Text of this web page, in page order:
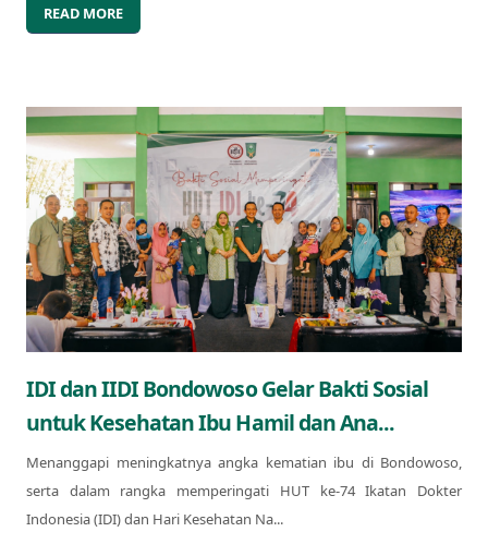
READ MORE
IDI dan IIDI Bondowoso Gelar Bakti Sosial
untuk Kesehatan Ibu Hamil dan Ana...
Menanggapi meningkatnya angka kematian ibu di Bondowoso,
serta dalam rangka memperingati HUT ke-74 Ikatan Dokter
Indonesia (IDI) dan Hari Kesehatan Na...